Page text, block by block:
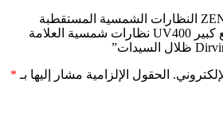
كن أول من يقيم “ZENOTTIC النظارات الشمسية المستقطبة
المتضخم للنساء إطار مربع كبير UV400 نظارات شمسية العلامة
الحقول الإلزامية مشار إليها بـ *